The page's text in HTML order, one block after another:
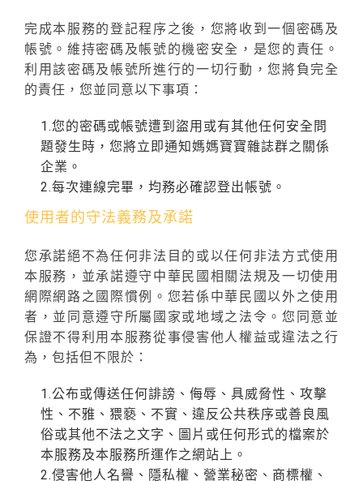
完成本服務的登記程序之後，您將收到一個密碼及
帳號。維持密碼及帳號的機密安全，是您的責任。
利用該密碼及帳號所進行的一切行動，您將負完全
的責任，您並同意以下事項：
1.您的密碼或帳號遭到盜用或有其他任何安全問
題發生時，您將立即通知媽媽寶寶雜誌群之關係
企業。
2.每次連線完畢，均務必確認登出帳號。
使用者的守法義務及承諾
您承諾絕不為任何非法目的或以任何非法方式使用
本服務，並承諾遵守中華民國相關法規及一切使用
網際網路之國際慣例。您若係中華民國以外之使用
者，並同意遵守所屬國家或地域之法令。您同意並
保證不得利用本服務從事侵害他人權益或違法之行
為，包括但不限於：
1.公布或傳送任何誹謗、侮辱、具威脅性、攻擊
性、不雅、猥褻、不實、違反公共秩序或善良風
俗或其他不法之文字、圖片或任何形式的檔案於
本服務及本服務所運作之網站上。
2.侵害他人名譽、隱私權、營業秘密、商標權、